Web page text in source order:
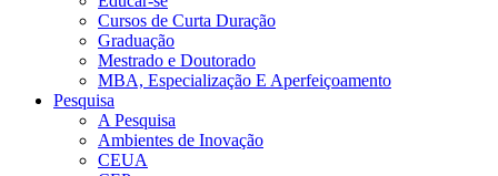
Cursos de Curta Duração
Graduação
Mestrado e Doutorado
MBA, Especialização E Aperfeiçoamento
Pesquisa
A Pesquisa
Ambientes de Inovação
CEUA